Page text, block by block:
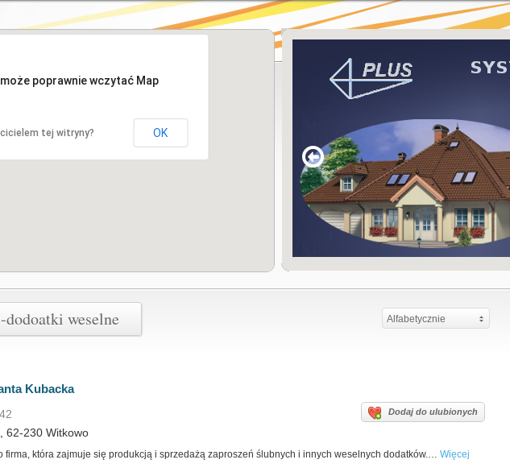
poprawnie wczytać Map
tej witryny? OK
dodoatki weselne Alfabetycznie
Kubacka
Dodaj do ulubionych
62-230 Witkowo
firma, która zajmuje się produkcją i sprzedażą zaproszeń ślubnych i innych weselnych dodatków.… Więcej